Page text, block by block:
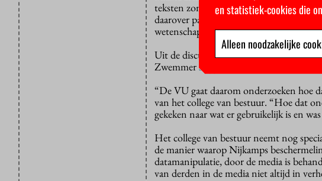
teksten zonder behoorlijke
daarover pas anderhalf jaar geleden
een
wetenschappers.
Uit de discussie die daar in de jaren
Zwemmersuggereert
“De VU gaat daarom onderzoeken hoe
van het college van bestuur. “Hoe dat
gekeken naar wat er gebruikelijk is en
Het college van bestuur neemt nog
de manier waarop Nijkamps
datamanipulatie, door de media is
van derden in de media niet altijd in
en statistiek-cookies die
Alleen noodzakelijke